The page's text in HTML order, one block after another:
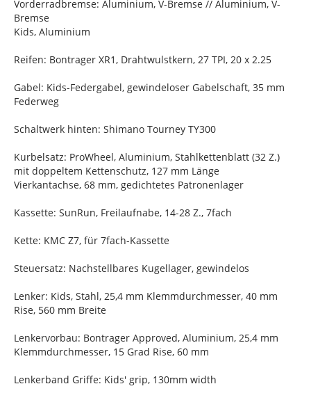
Vorderradbremse: Aluminium, V-Bremse // Aluminium, V-
Bremse
Kids, Aluminium
Reifen: Bontrager XR1, Drahtwulstkern, 27 TPI, 20 x 2.25
Gabel: Kids-Federgabel, gewindeloser Gabelschaft, 35 mm
Federweg
Schaltwerk hinten: Shimano Tourney TY300
Kurbelsatz: ProWheel, Aluminium, Stahlkettenblatt (32 Z.)
mit doppeltem Kettenschutz, 127 mm Länge
Vierkantachse, 68 mm, gedichtetes Patronenlager
Kassette: SunRun, Freilaufnabe, 14-28 Z., 7fach
Kette: KMC Z7, für 7fach-Kassette
Steuersatz: Nachstellbares Kugellager, gewindelos
Lenker: Kids, Stahl, 25,4 mm Klemmdurchmesser, 40 mm
Rise, 560 mm Breite
Lenkervorbau: Bontrager Approved, Aluminium, 25,4 mm
Klemmdurchmesser, 15 Grad Rise, 60 mm
Lenkerband Griffe: Kids' grip, 130mm width